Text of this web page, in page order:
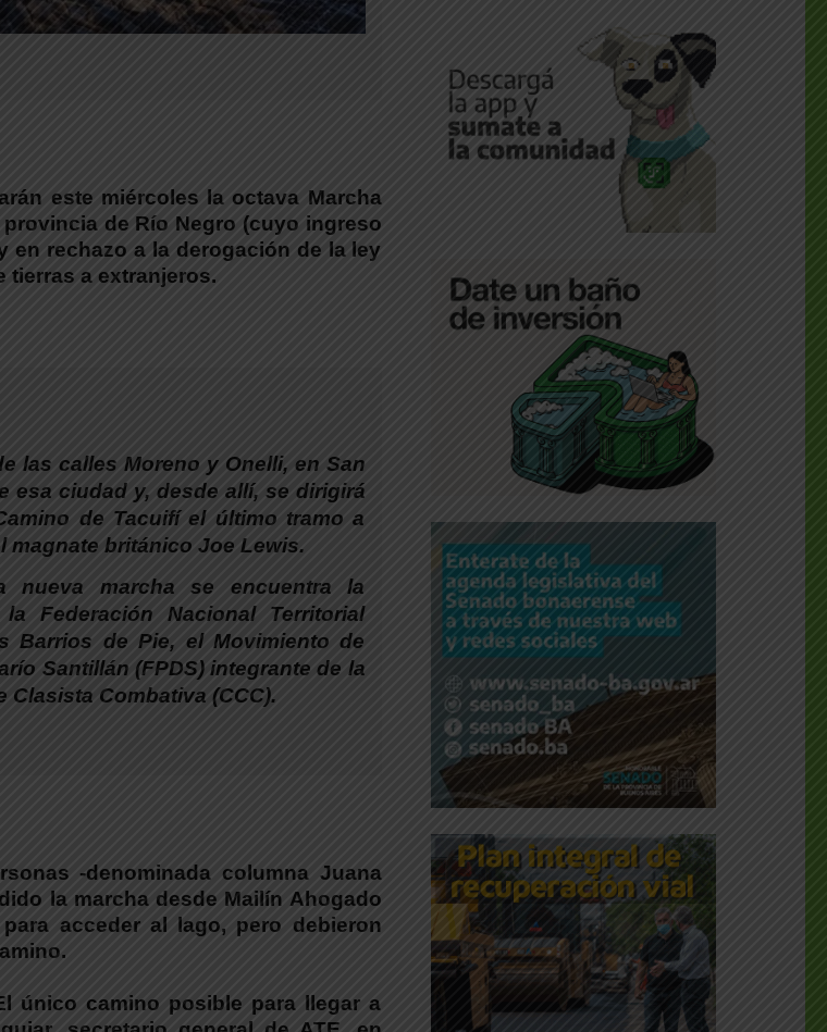
este miércoles la octava Marcha
de Río Negro (cuyo ingreso
en rechazo a la derogación de la ley
tierras a extranjeros.
las calles Moreno y Onelli, en San
esa ciudad y, desde allí, se dirigirá
de Tacuifí el último tramo a
magnate británico Joe Lewis.
nueva marcha se encuentra la
Federación Nacional Territorial
Barrios de Pie, el Movimiento de
Santillán (FPDS) integrante de la
Clasista Combativa (CCC).
-denominada columna Juana
la marcha desde Mailín Ahogado
acceder al lago, pero debieron
único camino posible para llegar a